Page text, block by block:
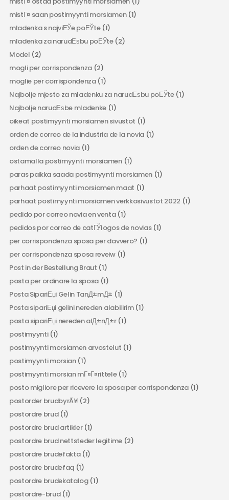
mistГ¤ saan postimyynti morsiamen(1)
mladenka s najviЕЎe poЕЎte(1)
mladenka za narudЕѕbu poЕЎte(2)
Model (2)
mogli per corrispondenza (2)
moglie per corrispondenza(1)
Najbolje mjesto za mladenku za narudЕѕbu poЕЎte(1)
Najbolje narudЕѕbe mladenke (1)
oikeat postimyynti morsiamen sivustot (1)
orden de correo de la industria de la novia(1)
orden de correo novia (1)
ostamalla postimyynti morsiamen(1)
paras paikka saada postimyynti morsiamen(1)
parhaat postimyynti morsiamen maat (1)
parhaat postimyynti morsiamen verkkosivustot 2022 (1)
pedido por correo novia en venta(1)
pedidos por correo de catГЎlogos de novias(1)
per corrispondenza sposa per davvero? (1)
per corrispondenza sposa reveiw(1)
Post in der Bestellung Braut (1)
posta per ordinare la sposa (1)
Posta SipariЕџi Gelin TanД±mД± (1)
Posta sipariЕџi gelini nereden alabilirim(1)
posta sipariЕџi nereden alД±nД±r(1)
postimyynti(1)
postimyynti morsiamen arvostelut (1)
postimyynti morsian(1)
postimyynti morsian mГ¤Г¤rittele(1)
posto migliore per ricevere la sposa per corrispondenza (1)
postorder brudbyrÃ¥ (2)
postordre brud(1)
postordre brud artikler(1)
postordre brud nettsteder legitime(2)
postordre brudefakta(1)
postordre brudefaq (1)
postordre brudekatalog(1)
postordre-brud(1)